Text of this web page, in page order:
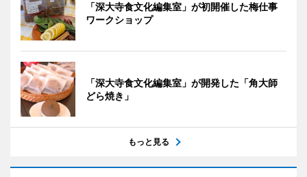
「深大寺食文化編集室」が初開催した梅仕事
ワークショップ
「深大寺食文化編集室」が開発した「角大師
どら焼き」
もっと見る